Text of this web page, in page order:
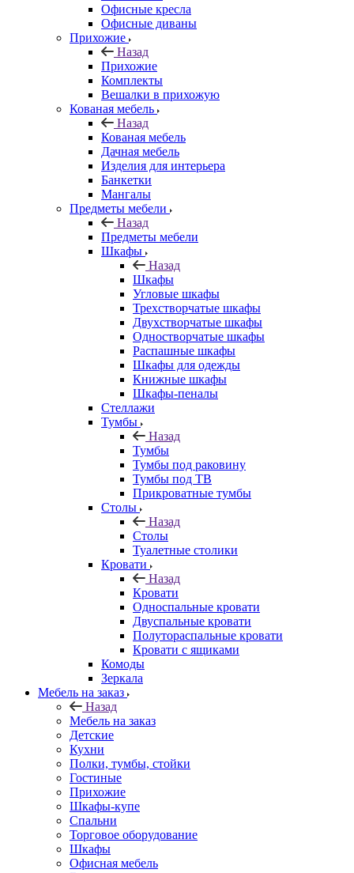
Офисные кресла
Офисные диваны
Прихожие
Назад
Прихожие
Комплекты
Вешалки в прихожую
Кованая мебель
Назад
Кованая мебель
Дачная мебель
Изделия для интерьера
Банкетки
Мангалы
Предметы мебели
Назад
Предметы мебели
Шкафы
Назад
Шкафы
Угловые шкафы
Трехстворчатые шкафы
Двухстворчатые шкафы
Одностворчатые шкафы
Распашные шкафы
Шкафы для одежды
Книжные шкафы
Шкафы-пеналы
Стеллажи
Тумбы
Назад
Тумбы
Тумбы под раковину
Тумбы под ТВ
Прикроватные тумбы
Столы
Назад
Столы
Туалетные столики
Кровати
Назад
Кровати
Односпальные кровати
Двуспальные кровати
Полутораспальные кровати
Кровати с ящиками
Комоды
Зеркала
Мебель на заказ
Назад
Мебель на заказ
Детские
Кухни
Полки, тумбы, стойки
Гостиные
Прихожие
Шкафы-купе
Спальни
Торговое оборудование
Шкафы
Офисная мебель